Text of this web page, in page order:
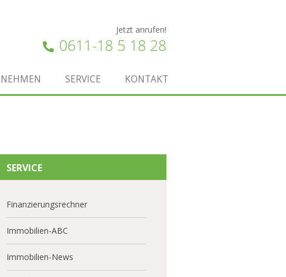
Jetzt anrufen!
0611-18 5 18 28
SERVICE KONTAKT
SERVICE
Finanzierungsrechner
Immobilien-ABC
Immobilien-News